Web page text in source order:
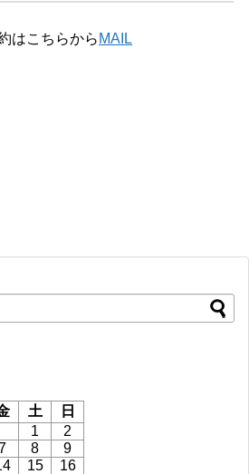
はこちらから MAIL
土
日
1
2
8
9
15
16